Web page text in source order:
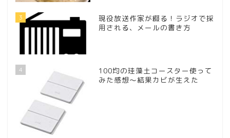
3
現役放送作家が綴る！ラジオで採
用される、メールの書き方
4
100均の珪藻土コースター使って
みた感想～結果カビが生えた